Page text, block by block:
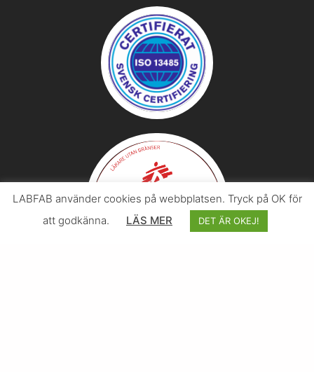
LABFAB använder cookies på webbplatsen. Tryck på OK för
att godkänna.
LÄS MER DET ÄR OKEJ!